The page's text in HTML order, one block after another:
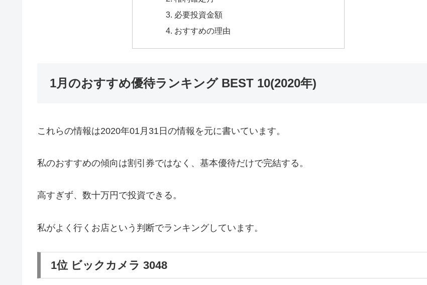
必要投資金額
おすすめの理由
1月のおすすめ優待ランキング BEST 10(2020年)
これらの情報は2020年01月31日の情報を元に書いています。
私のおすすめの傾向は割引券ではなく、基本優待だけで完結する。
高すぎず、数十万円で投資できる。
私がよく行くお店という判断でランキングしています。
1位 ビックカメラ 3048